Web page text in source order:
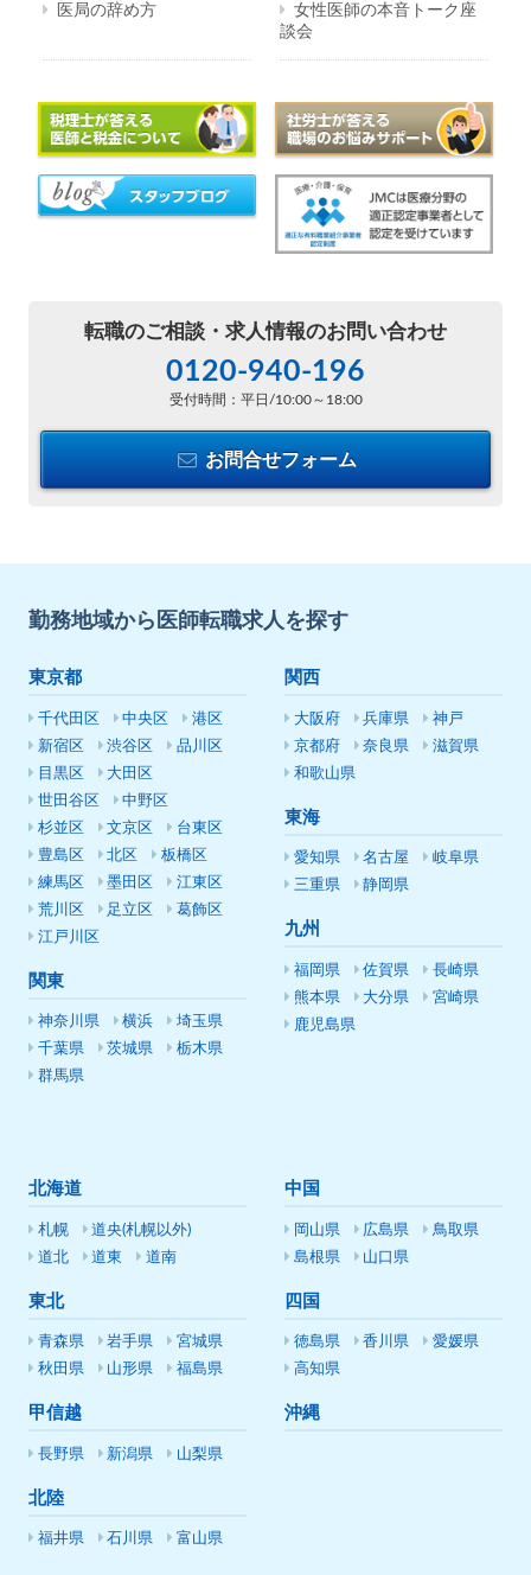
医局の辞め方
女性医師の本音トーク座
談会
転職のご相談・ 求人情報のお問い合わせ
0120-940-196
受付時間：平日/10:00～18:00
お問合せフォーム
勤務地域から医師転職求人を探す
東京都
千代田区 中央区
港区
新宿区
渋谷区
品川区
目黒区
大田区
世田谷区
中野区
杉並区
文京区
台東区
豊島区
北区
板橋区
練馬区
墨田区
江東区
荒川区
足立区
葛飾区
江戸川区
関東
神奈川県 横浜
埼玉県
千葉県
茨城県
栃木県
群馬県
関西
大阪府 兵庫県
神戸
京都府
奈良県
滋賀県
和歌山県
東海
愛知県 名古屋
岐阜県
三重県
静岡県
九州
福岡県 佐賀県
長崎県
熊本県
大分県
宮崎県
鹿児島県
北海道
札幌
道央(札幌以外)
道北
道東 道南
東北
青森県 岩手県
宮城県
秋田県
山形県 福島県
甲信越
長野県 新潟県 山梨県
北陸
福井県 石川県 富山県
中国
岡山県 広島県
鳥取県
島根県
山口県
四国
徳島県 香川県
愛媛県
高知県
沖縄